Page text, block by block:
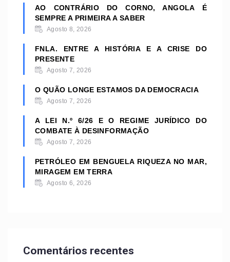
AO CONTRÁRIO DO CORNO, ANGOLA É
SEMPRE A PRIMEIRA A SABER
Agosto 8, 2026
FNLA. ENTRE A HISTÓRIA E A CRISE DO
PRESENTE
Agosto 7, 2026
O QUÃO LONGE ESTAMOS DA DEMOCRACIA
Agosto 7, 2026
A LEI N.º 6/26 E O REGIME JURÍDICO DO
COMBATE À DESINFORMAÇÃO
Agosto 7, 2026
PETRÓLEO EM BENGUELA RIQUEZA NO MAR,
MIRAGEM EM TERRA
Agosto 6, 2026
Comentários recentes